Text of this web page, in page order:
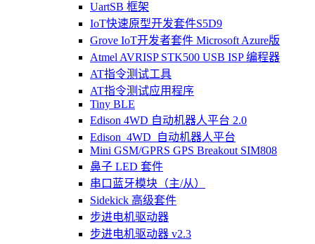
UartSB 框架
IoT快速原型开发套件S5D9
Grove IoT开发者套件 Microsoft Azure版
Atmel AVRISP STK500 USB ISP 编程器
AT指令测试工具
AT指令测试应用程序
Tiny BLE
Edison 4WD 自动机器人平台 2.0
Edison_4WD_自动机器人平台
Mini GSM/GPRS GPS Breakout SIM808
鼻子 LED 套件
串口蓝牙模块（主/从）
Sidekick 高级套件
步进电机驱动器
步进电机驱动器 v2.3